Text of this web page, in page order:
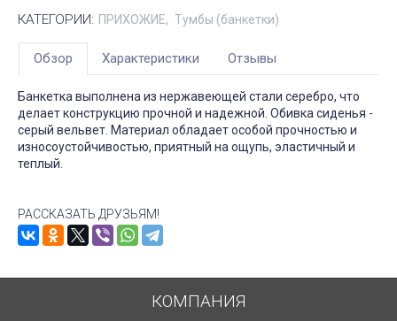
КАТЕГОРИИ: ПРИХОЖИЕ Тумбы (банкетки)
Обзор Характеристики Отзывы
Банкетка выполнена из нержавеющей стали серебро, что
делает конструкцию прочной и надежной. Обивка сиденья -
серый вельвет. Материал обладает особой прочностью и
износоустойчивостью, приятный на ощупь, эластичный и
теплый.
РАССКАЗАТЬ ДРУЗЬЯМ!
КОМПАНИЯ